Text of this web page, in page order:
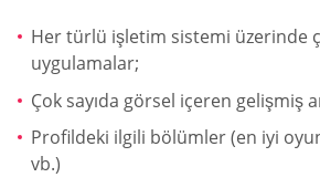
Her türlü işletim sistemi üzerinde
uygulamalar;
Çok sayıda görsel içeren gelişmiş
Profildeki ilgili bölümler (en iyi
vb.)